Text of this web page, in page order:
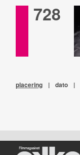
728
placering | dato |